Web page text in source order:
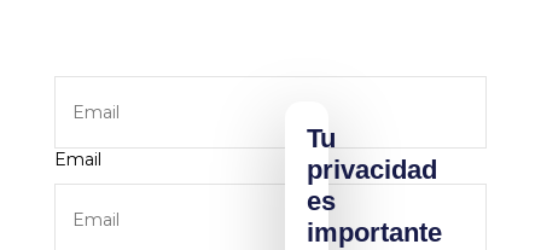
Email
Tu
privacidad
es
importante